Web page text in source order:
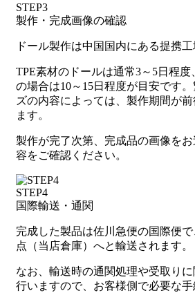
STEP3
製作・完成画像の確認
ドール製作は中国国内にある提携工
TPE素材のドールは通常3～5日程
の場合は10～15日程度が目安です
ズの内容によっては、製作期間が
ます。
製作が完了次第、完成品の画像を
容をご確認ください。
STEP4
国際輸送・通関
完成した製品は佐川急便の国際便
点（当店倉庫）へと輸送されます。
なお、輸送時の通関処理や受取り
行いますので、お客様側で必要な